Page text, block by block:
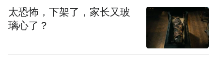
太恐怖，下架了，家长又玻
璃心了？